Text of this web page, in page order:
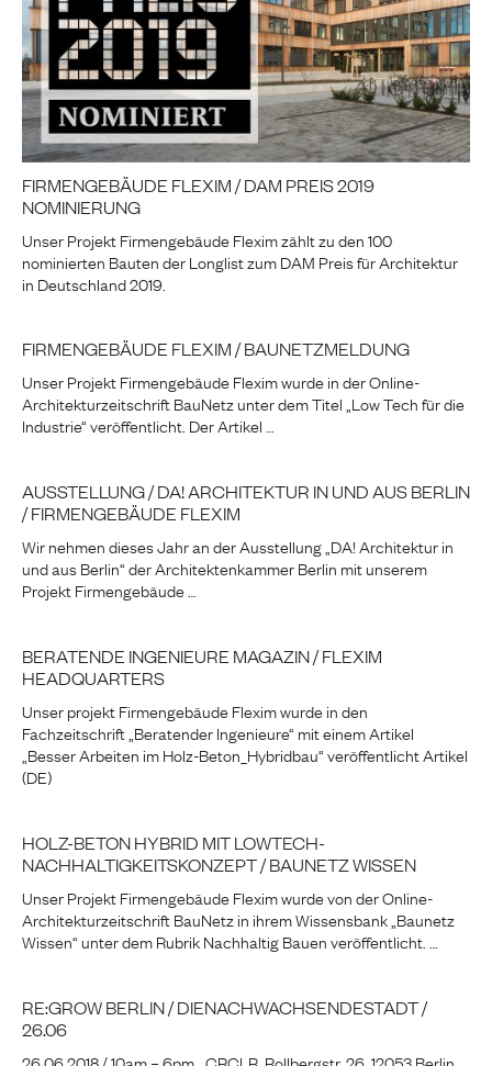
FIRMENGEBÄUDE FLEXIM / DAM PREIS 2019
NOMINIERUNG
Unser Projekt Firmengebäude Flexim zählt zu den 100
nominierten Bauten der Longlist zum DAM Preis für Architektur
in Deutschland 2019.
FIRMENGEBÄUDE FLEXIM / BAUNETZMELDUNG
Unser Projekt Firmengebäude Flexim wurde in der Online-
Architekturzeitschrift BauNetz unter dem Titel „Low Tech für die
Industrie“ veröffentlicht. Der Artikel …
AUSSTELLUNG / DA! ARCHITEKTUR IN UND AUS BERLIN
/ FIRMENGEBÄUDE FLEXIM
Wir nehmen dieses Jahr an der Ausstellung „DA! Architektur in
und aus Berlin“ der Architektenkammer Berlin mit unserem
Projekt Firmengebäude …
BERATENDE INGENIEURE MAGAZIN / FLEXIM
HEADQUARTERS
Unser projekt Firmengebäude Flexim wurde in den
Fachzeitschrift „Beratender Ingenieure“ mit einem Artikel
„Besser Arbeiten im Holz-Beton_Hybridbau“ veröffentlicht Artikel
(DE)
HOLZ-BETON HYBRID MIT LOWTECH-
NACHHALTIGKEITSKONZEPT / BAUNETZ WISSEN
Unser Projekt Firmengebäude Flexim wurde von der Online-
Architekturzeitschrift BauNetz in ihrem Wissensbank „Baunetz
Wissen“ unter dem Rubrik Nachhaltig Bauen veröffentlicht. …
RE:GROW BERLIN / DIENACHWACHSENDESTADT /
26.06